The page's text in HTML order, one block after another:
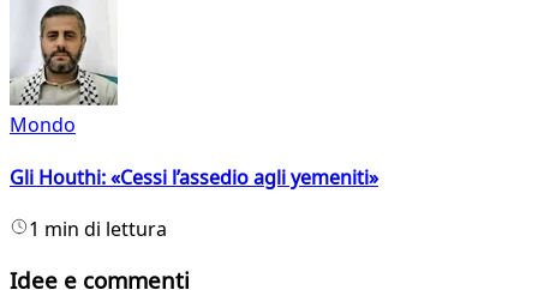
Mondo
Gli Houthi: «Cessi l’assedio agli yemeniti»
1 min di lettura
Idee e commenti